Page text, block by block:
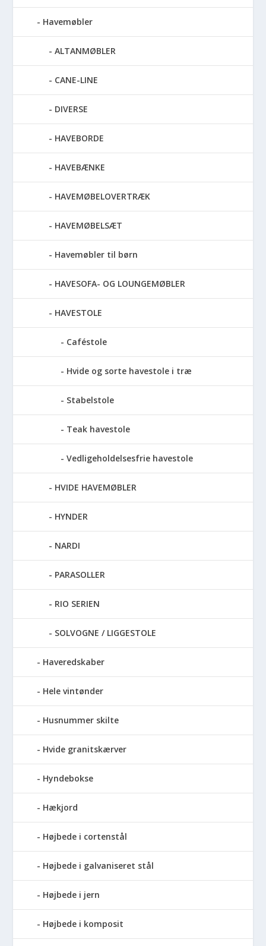
Havemøbler
ALTANMØBLER
CANE-LINE
DIVERSE
HAVEBORDE
HAVEBÆNKE
HAVEMØBELOVERTRÆK
HAVEMØBELSÆT
Havemøbler til børn
HAVESOFA- OG LOUNGEMØBLER
HAVESTOLE
Caféstole
Hvide og sorte havestole i træ
Stabelstole
Teak havestole
Vedligeholdelsesfrie havestole
HVIDE HAVEMØBLER
HYNDER
NARDI
PARASOLLER
RIO SERIEN
SOLVOGNE / LIGGESTOLE
Haveredskaber
Hele vintønder
Husnummer skilte
Hvide granitskærver
Hyndebokse
Hækjord
Højbede i cortenstål
Højbede i galvaniseret stål
Højbede i jern
Højbede i komposit